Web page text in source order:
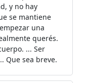
y no hay
se mantiene
una
querés.
... Ser
Que sea breve.